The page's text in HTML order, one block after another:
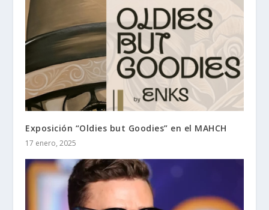
Exposición “Oldies but Goodies” en el MAHCH
17 enero, 2025